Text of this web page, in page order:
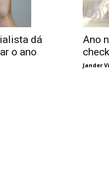
dá
o ano
Ano
Jander